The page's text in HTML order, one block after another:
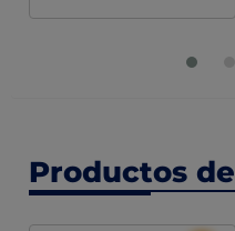
Productos